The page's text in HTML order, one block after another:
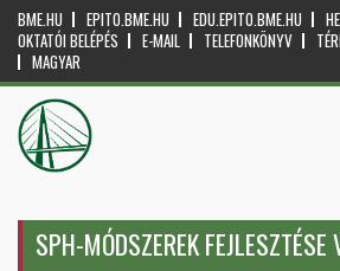
BME.HU EPITO.BME.HU EDU.EPITO.BME.HU
OKTATÓI BELÉPÉS
E-MAIL TELEFONKÖNYV
MAGYAR
SPH-MÓDSZEREK FEJLESZTÉSE